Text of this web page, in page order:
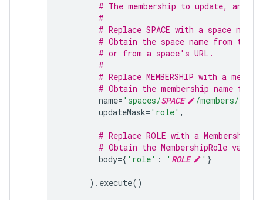
# The membership to update, and
#
# Replace SPACE with a space name.
# Obtain the space name from the
# or from a space's URL.
#
# Replace MEMBERSHIP with a
# Obtain the membership name
name= 'spaces/SPACE /members/
updateMask= 'role' ,
# Replace ROLE with a
# Obtain the MembershipRole
body={ 'role' : ' ROLE ' }
) . execute()